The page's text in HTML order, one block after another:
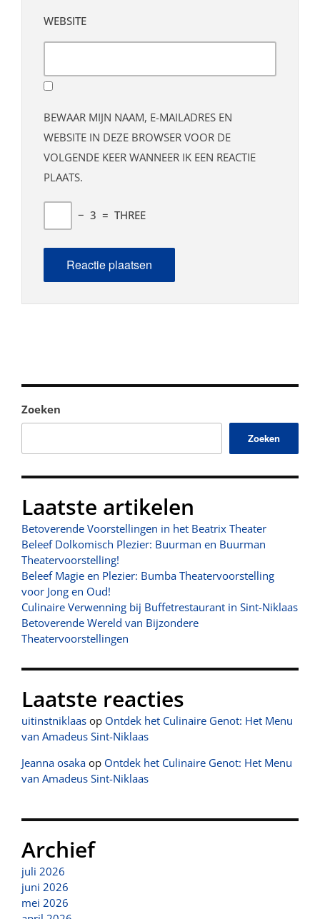
Zoeken
Zoeken
Laatste artikelen
Betoverende Voorstellingen in het Beatrix Theater
Beleef Dolkomisch Plezier: Buurman en Buurman
Theatervoorstelling!
Beleef Magie en Plezier: Bumba Theatervoorstelling
voor Jong en Oud!
Culinaire Verwenning bij Buffetrestaurant in Sint-Niklaas
Betoverende Wereld van Bijzondere
Theatervoorstellingen
Laatste reacties
uitinstniklaas op Ontdek het Culinaire Genot: Het Menu
van Amadeus Sint-Niklaas
Jeanna osaka op Ontdek het Culinaire Genot: Het Menu
van Amadeus Sint-Niklaas
Archief
juli 2026
juni 2026
mei 2026
WEBSITE
BEWAAR MIJN NAAM, E-MAILADRES EN
WEBSITE IN DEZE BROWSER VOOR DE
VOLGENDE KEER WANNEER IK EEN REACTIE
PLAATS.
− 3 = THREE